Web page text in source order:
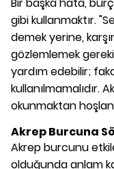
gibi kullanmaktır.
demek yerine,
gözlemlemek
yardım edebilir;
kullanılmamalıdır.
okunmaktan
Akrep Burcuna
Akrep burcunu
olduğunda anlam